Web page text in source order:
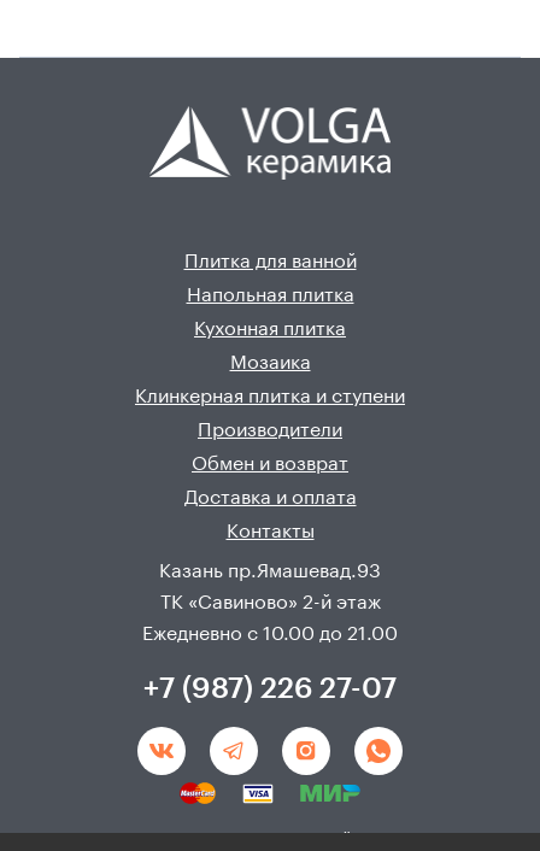
Плитка для ванной
Напольная плитка
Кухонная плитка
Мозаика
Клинкерная плитка и ступени
Производители
Обмен и возврат
Доставка и оплата
Контакты
Казань пр.Ямашевад.93
ТК «Савиново» 2-й этаж
Ежедневно с 10.00 до 21.00
+7 (987) 226 27-07